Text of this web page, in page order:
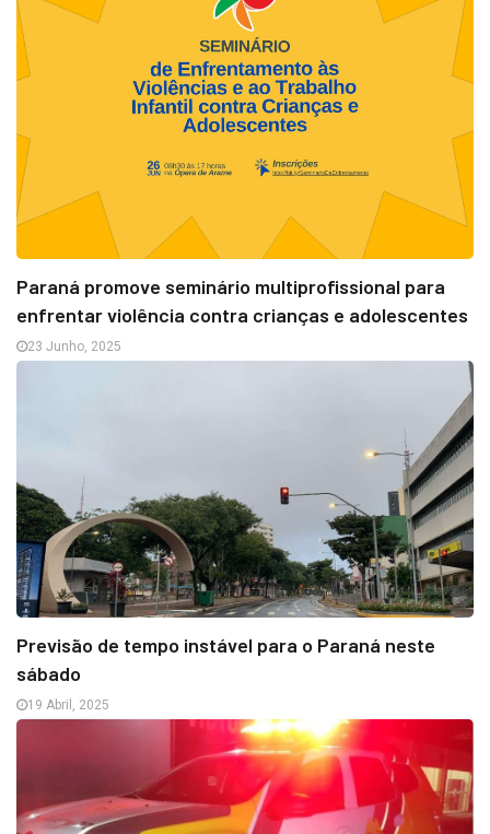
Paraná promove seminário multiprofissional para
enfrentar violência contra crianças e adolescentes
23 Junho, 2025
Previsão de tempo instável para o Paraná neste
sábado
19 Abril, 2025